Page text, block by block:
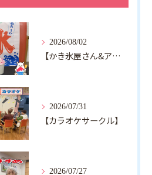
2026/08/02
【かき氷屋さん&アルジャン向日葵】
2026/07/31
【カラオケサークル】
2026/07/27